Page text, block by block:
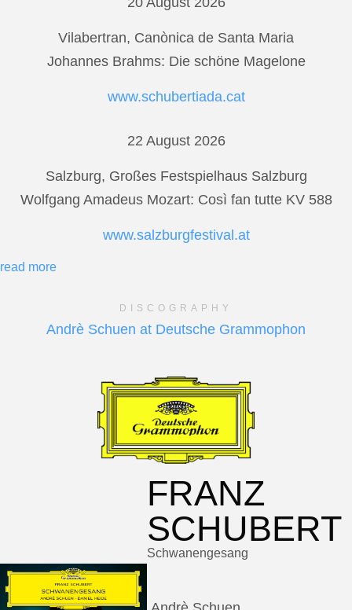
Vilabertran, Canònica de Santa Maria
Johannes Brahms: Die schöne Magelone
www.schubertiada.cat
22 August 2026
Salzburg, Großes Festspielhaus Salzburg
Wolfgang Amadeus Mozart: Così fan tutte KV 588
www.salzburgfestival.at
read more
DISCOGRAPHY
Andrè Schuen at Deutsche Grammophon
FRANZ
SCHUBERT
Schwanengesang